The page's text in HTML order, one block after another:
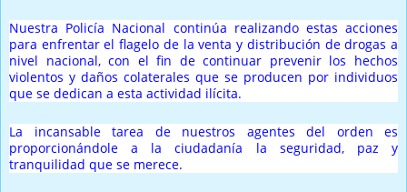
Nuestra Policía Nacional continúa realizando estas acciones
para enfrentar el flagelo de la venta y distribución de drogas a
nivel nacional, con el fin de continuar prevenir los hechos
violentos y daños colaterales que se producen por individuos
que se dedican a esta actividad ilícita.
La incansable tarea de nuestros agentes del orden es
proporcionándole a la ciudadanía la seguridad, paz y
tranquilidad que se merece.